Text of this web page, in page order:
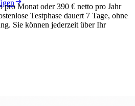
pro Monat oder 390 € netto pro Jahr
Testphase dauert 7 Tage, ohne
Sie können jederzeit über Ihr